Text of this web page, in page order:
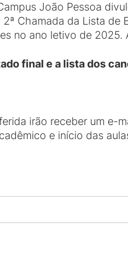
João Pessoa
Chamada da Lista de
no ano letivo de 2025.
final e a lista dos
irão receber um e-
e início das